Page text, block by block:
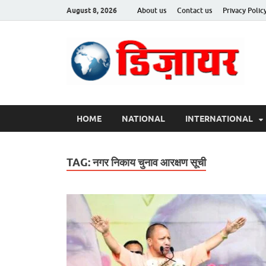
August 8, 2026 About us Contact us Privacy
HOME NATIONAL INTERNATIONAL
TAG:नगर निकाय चुनाव आरक्षण सूची